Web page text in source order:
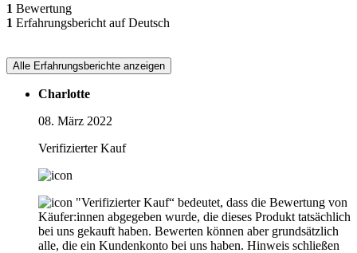
1 Bewertung
1 Erfahrungsbericht auf Deutsch
Alle Erfahrungsberichte anzeigen
Charlotte
08. März 2022
Verifizierter Kauf
"Verifizierter Kauf“ bedeutet, dass die Bewertung von
Käufer:innen abgegeben wurde, die dieses Produkt tatsächlich
bei uns gekauft haben. Bewerten können aber grundsätzlich
alle, die ein Kundenkonto bei uns haben. Hinweis schließen